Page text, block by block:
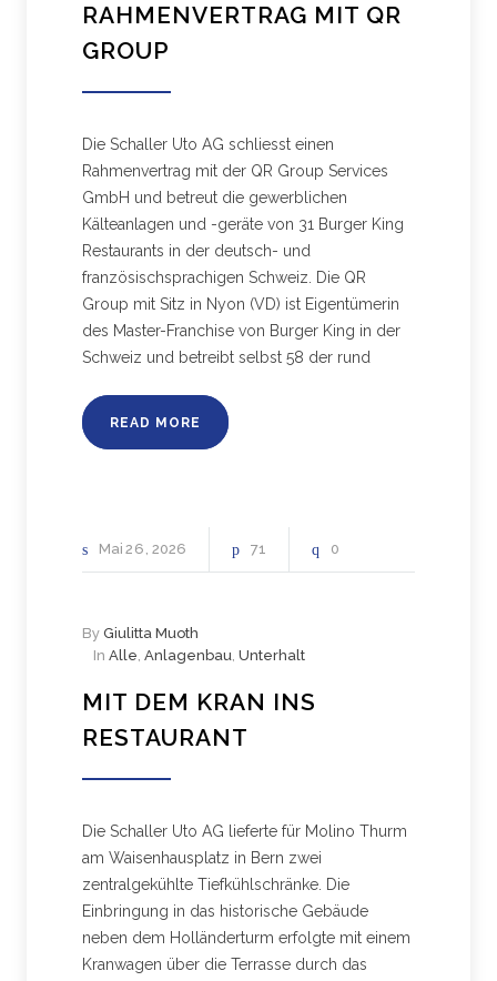
RAHMENVERTRAG MIT QR
GROUP
Die Schaller Uto AG schliesst einen
Rahmenvertrag mit der QR Group Services
GmbH und betreut die gewerblichen
Kälteanlagen und -geräte von 31 Burger King
Restaurants in der deutsch- und
französischsprachigen Schweiz. Die QR
Group mit Sitz in Nyon (VD) ist Eigentümerin
des Master-Franchise von Burger King in der
Schweiz und betreibt selbst 58 der rund
READ MORE
Mai 26 2026 71 0
By Giulitta Muoth
In Alle, Anlagenbau, Unterhalt
MIT DEM KRAN INS
RESTAURANT
Die Schaller Uto AG lieferte für Molino Thurm
am Waisenhausplatz in Bern zwei
zentralgekühlte Tiefkühlschränke. Die
Einbringung in das historische Gebäude
neben dem Holländerturm erfolgte mit einem
Kranwagen über die Terrasse durch das